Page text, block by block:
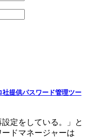
社提供パスワード管理ツー
定をしている。」と
ドマネージャーは